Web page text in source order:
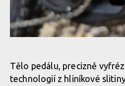
Pembree D3A Large - britská
gripem
gripem
Tělo pedálu, precizně
technologií z hliníkové